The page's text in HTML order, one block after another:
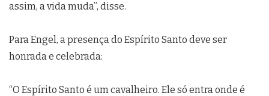
assim, a vida muda”, disse.
Para Engel, a presença do Espírito Santo deve ser
honrada e celebrada:
“O Espírito Santo é um cavalheiro. Ele só entra onde é